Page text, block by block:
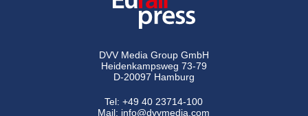
DVV Media Group GmbH
Heidenkampsweg 73-79
D-20097 Hamburg
Tel:+49 40 23714-100
Mail: info@dvvmedia.com